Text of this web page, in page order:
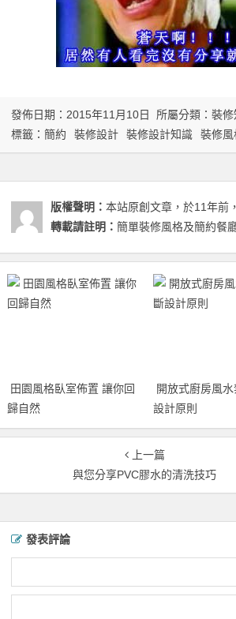
發佈日期：2015年11月10日 所屬分類： 裝修
標籤： 簡約 裝修設計 裝修設計知識 裝修風
版權聲明： 本站原創文章，於11年前
轉載請註明： 簡單裝修風格及簡約餐
田園風格臥室佈置 讓你回
歸自然
開放式廚房風
設計原則
上一篇
與您分享PVC膠水的清洗技巧
發表評論